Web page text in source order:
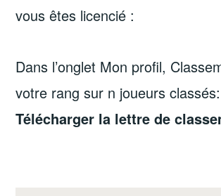
vous êtes licencié :
Dans l’onglet Mon profil,
votre rang sur n joueurs classés:
Télécharger la lettre de